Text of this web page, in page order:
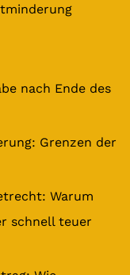
nach Ende des
Grenzen der
Warum
schnell teuer